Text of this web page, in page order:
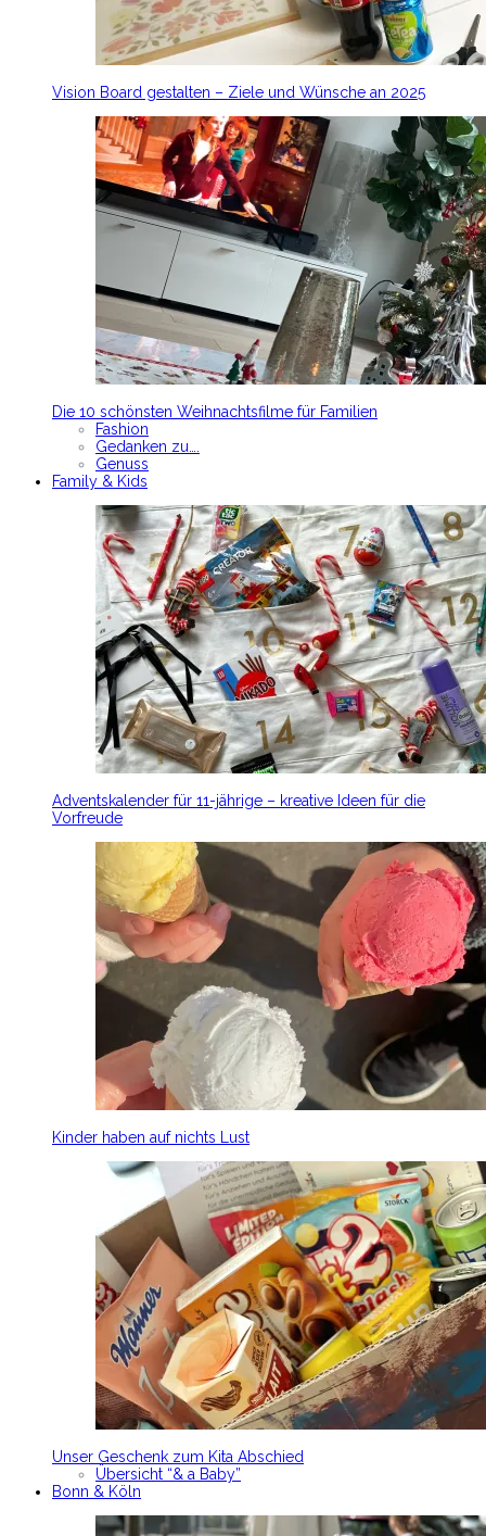
Vision Board gestalten – Ziele und Wünsche an 2025
Die 10 schönsten Weihnachtsfilme für Familien
Fashion
Gedanken zu….
Genuss
Family & Kids
Adventskalender für 11-jährige – kreative Ideen für die
Vorfreude
Kinder haben auf nichts Lust
Unser Geschenk zum Kita Abschied
Übersicht “& a Baby”
Bonn & Köln